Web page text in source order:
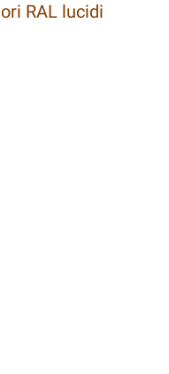
RAL lucidi